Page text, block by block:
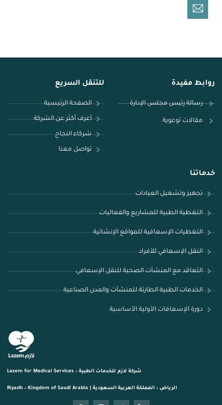
روابط مفيدة
رسالة رئيس مجلس الإدارة
مقالات توعوية
للتنقل السريع
الصفحة الرئيسية
أعرف أكثر عن الشركة
شركاء النجاح​
تواصل معنا
خدماتنا
تجهيز وتشغيل العيادات
التغطية الطبية للمشاريع والفعاليات
التغطيات الإسعافية للمواقع الإنشائية
النقل الإسعافي للأفراد
التعاقد مع المنشآت الصحية للنقل الإسعافي
الخدمات الطبية الطارئة للمنشآت والمدن الصناعية
دورة الإسعافات الأولية الأساسية
شركة لازم للخدمات الطبية – Lazem for Medical Services
الرياض – المملكة العربية السعودية | Riyadh – Kingdom of Saudi Arabia